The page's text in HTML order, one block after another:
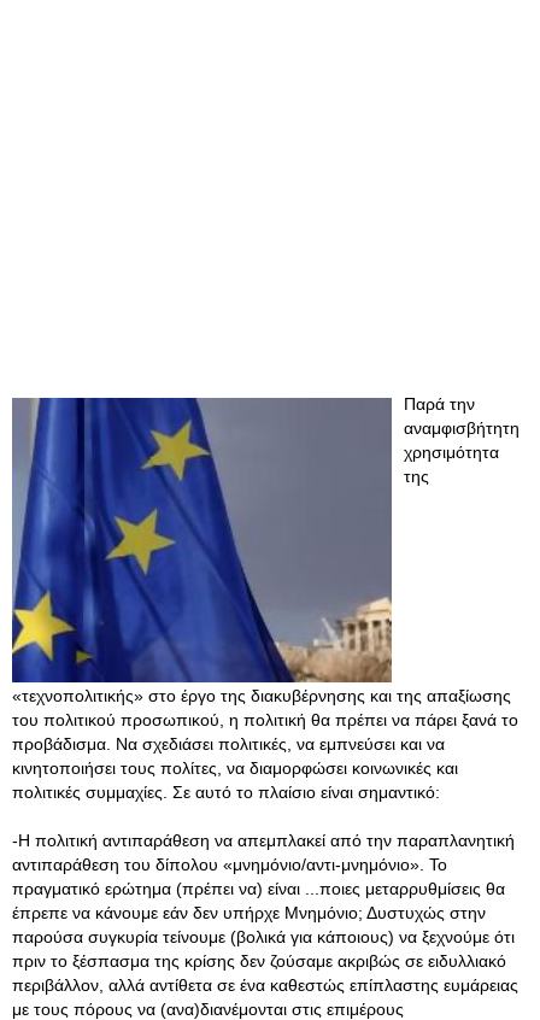
Παρά την
αναμφισβήτητη
χρησιμότητα
της
«τεχνοπολιτικής» στο έργο της διακυβέρνησης και της απαξίωσης
του πολιτικού προσωπικού, η πολιτική θα πρέπει να πάρει ξανά το
προβάδισμα. Να σχεδιάσει πολιτικές, να εμπνεύσει και να
κινητοποιήσει τους πολίτες, να διαμορφώσει κοινωνικές και
πολιτικές συμμαχίες. Σε αυτό το πλαίσιο είναι σημαντικό:
-Η πολιτική αντιπαράθεση να απεμπλακεί από την παραπλανητική
αντιπαράθεση του δίπολου «μνημόνιο/αντι-μνημόνιο». Το
πραγματικό ερώτημα (πρέπει να) είναι ...ποιες μεταρρυθμίσεις θα
έπρεπε να κάνουμε εάν δεν υπήρχε Μνημόνιο; Δυστυχώς στην
παρούσα συγκυρία τείνουμε (βολικά για κάποιους) να ξεχνούμε ότι
πριν το ξέσπασμα της κρίσης δεν ζούσαμε ακριβώς σε ειδυλλιακό
περιβάλλον, αλλά αντίθετα σε ένα καθεστώς επίπλαστης ευμάρειας
με τους πόρους να (ανα)διανέμονται στις επιμέρους